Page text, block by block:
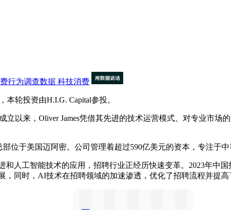
行为调查数据 科技消费
轮投资由H.I.G. Capital参投。
以来，Oliver James凭借其先进的技术运营模式、对专业市场
于美国迈阿密。公司管理着超过590亿美元的资本，专注于中
工智能技术的应用，招聘行业正经历快速变革。2023年中国
同时，AI技术在招聘领域的加速渗透，优化了招聘流程并提高